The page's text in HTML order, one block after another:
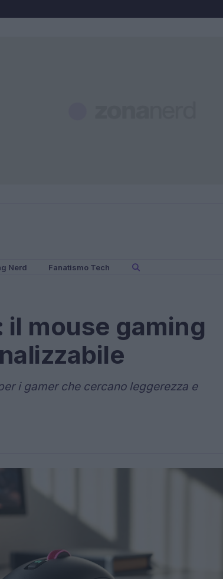
Nerd Fanatismo Tech
il mouse gaming
i gamer che cercano leggerezza e